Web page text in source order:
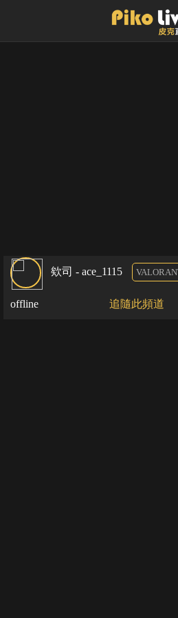
欸司 - ace_1115
offline 追隨此頻道